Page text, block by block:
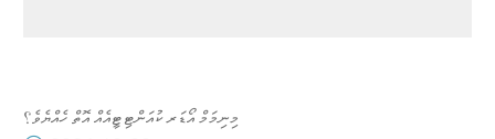
މިނިމަމް އޯޑަރ ކުއަންޓިޓީއެއް އޮތް ހެއްޔެވެ؟